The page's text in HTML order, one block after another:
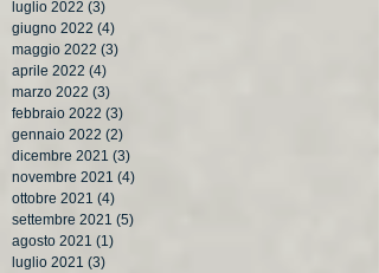
luglio 2022 (3)
giugno 2022 (4)
maggio 2022 (3)
aprile 2022 (4)
marzo 2022 (3)
febbraio 2022 (3)
gennaio 2022 (2)
dicembre 2021 (3)
novembre 2021 (4)
ottobre 2021 (4)
settembre 2021 (5)
agosto 2021 (1)
luglio 2021 (3)